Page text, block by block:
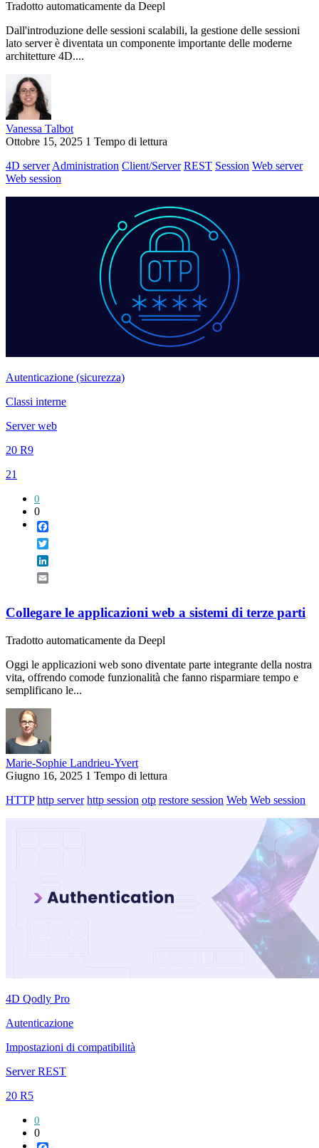
Tradotto automaticamente da Deepl
Dall'introduzione delle sessioni scalabili, la gestione delle sessioni
lato server è diventata un componente importante delle moderne
architetture 4D....
Vanessa Talbot
Ottobre 15, 2025 1 Tempo di lettura
4D server Administration Client/Server REST Session Web server
Web session
Autenticazione (sicurezza)
Classi interne
Server web
20 R9
21
0
0
Collegare le applicazioni web a sistemi di terze parti
Tradotto automaticamente da Deepl
Oggi le applicazioni web sono diventate parte integrante della nostra
vita, offrendo comode funzionalità che fanno risparmiare tempo e
semplificano le...
Marie-Sophie Landrieu-Yvert
Giugno 16, 2025 1 Tempo di lettura
HTTP http server http session otp restore session Web Web session
4D Qodly Pro
Autenticazione
Impostazioni di compatibilità
Server REST
20 R5
0
0